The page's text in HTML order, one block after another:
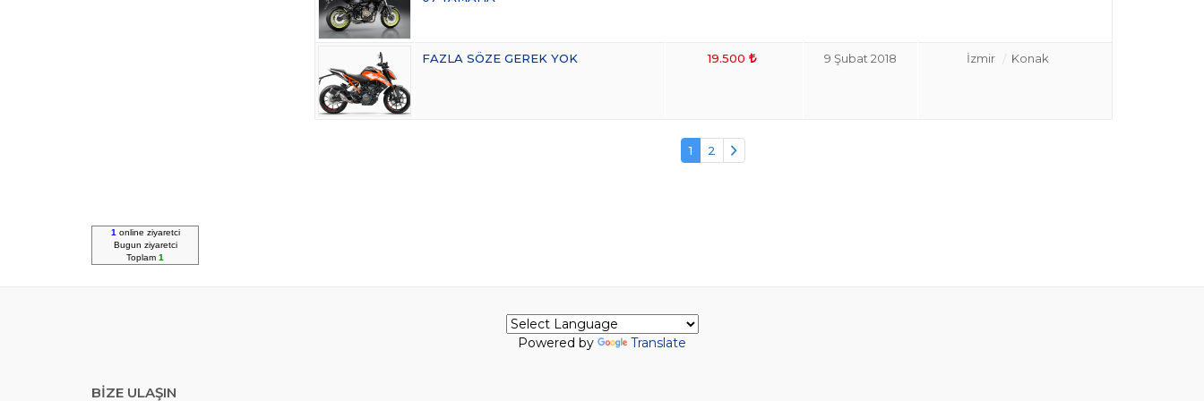
FAZLA SÖZE GEREK YOK 19.500 9 Şubat 2018 İzmir Konak
1 2
1 online ziyaretci
Bugun ziyaretci
Toplam 1
Powered by Translate
BİZE ULAŞIN